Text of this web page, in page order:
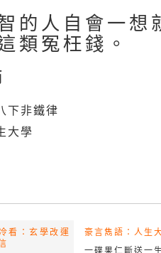
的人自會一想
類冤枉錢。
下非鐵律
大學
看：玄學改運
豪言雋語：人生
一碟果仁斷送一